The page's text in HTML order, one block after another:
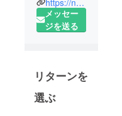
日本中に犬
猫の心肺蘇
販売やデザ
イン、心肺
蘇生法パン
メッセー
ジを送る
リターンを
選ぶ